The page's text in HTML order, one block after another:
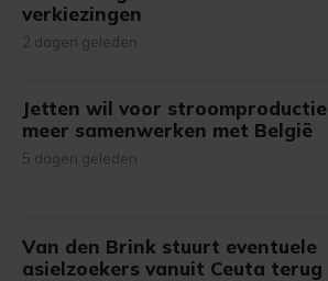
verkiezingen
2 dagen geleden
Jetten wil voor stroomproductie
meer samenwerken met België
5 dagen geleden
Van den Brink stuurt eventuele
asielzoekers vanuit Ceuta terug